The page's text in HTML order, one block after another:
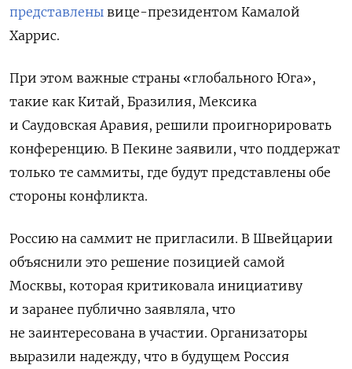
представлены вице-президентом Камалой
Харрис.
При этом важные страны «глобального Юга»,
такие как Китай, Бразилия, Мексика
и Саудовская Аравия, решили проигнорировать
конференцию. В Пекине заявили, что поддержат
только те саммиты, где будут представлены обе
стороны конфликта.
Россию на саммит не пригласили. В Швейцарии
объяснили это решение позицией самой
Москвы, которая критиковала инициативу
и заранее публично заявляла, что
не заинтересована в участии. Организаторы
выразили надежду, что в будущем Россия